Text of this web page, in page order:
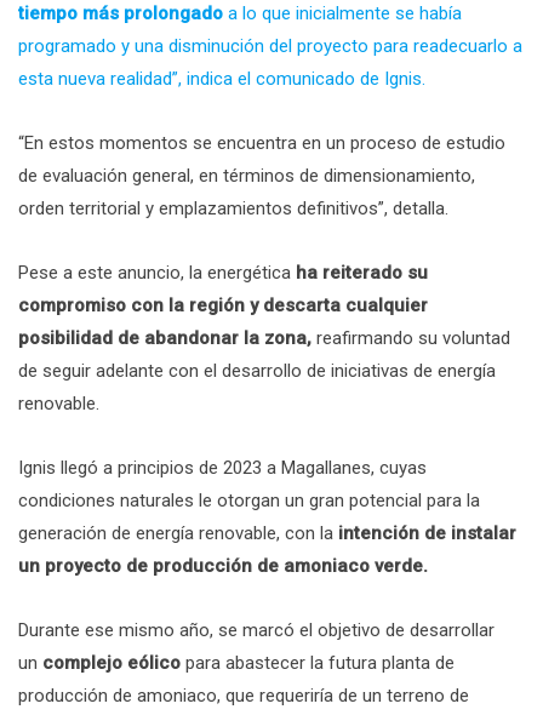
tiempo más prolongado a lo que inicialmente se había
programado y una disminución del proyecto para readecuarlo a
esta nueva realidad”, indica el comunicado de Ignis.
“En estos momentos se encuentra en un proceso de estudio
de evaluación general, en términos de dimensionamiento,
orden territorial y emplazamientos definitivos”, detalla.
Pese a este anuncio, la energética ha reiterado su
compromiso con la región y descarta cualquier
posibilidad de abandonar la zona, reafirmando su voluntad
de seguir adelante con el desarrollo de iniciativas de energía
renovable.
Ignis llegó a principios de 2023 a Magallanes, cuyas
condiciones naturales le otorgan un gran potencial para la
generación de energía renovable, con la intención de instalar
un proyecto de producción de amoniaco verde.
Durante ese mismo año, se marcó el objetivo de desarrollar
un complejo eólico para abastecer la futura planta de
producción de amoniaco, que requeriría de un terreno de